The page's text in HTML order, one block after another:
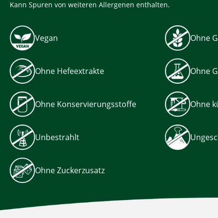
Kann Spuren von weiteren Allergenen enthalten.
Vegan Ohne
Ohne Hefeextrakte Ohne
Ohne Konservierungsstoffe Ohne
Unbestrahlt
Ohne Zuckerzusatz